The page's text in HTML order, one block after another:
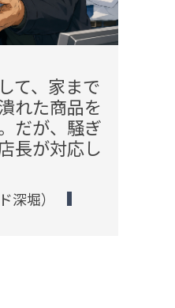
て、家まで
れた商品を
だが、騒ぎ
長が対応し
深堀）